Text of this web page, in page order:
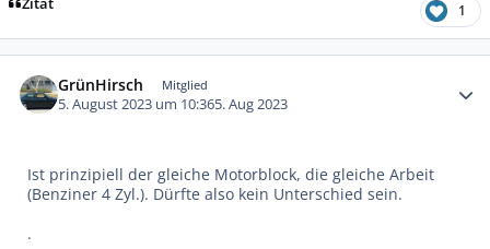
1
GrünHirsch Mitglied
5. August 2023 um 10:365. Aug 2023
Ist prinzipiell der gleiche Motorblock, die gleiche Arbeit
(Benziner 4 Zyl.). Dürfte also kein Unterschied sein.
.